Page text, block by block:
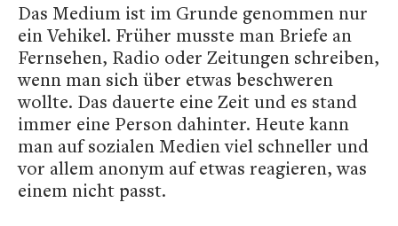
Das Medium ist im Grunde genommen nur
ein Vehikel. Früher musste man Briefe an
Fernsehen, Radio oder Zeitungen schreiben,
wenn man sich über etwas beschweren
wollte. Das dauerte eine Zeit und es stand
immer eine Person dahinter. Heute kann
man auf sozialen Medien viel schneller und
vor allem anonym auf etwas reagieren, was
einem nicht passt.